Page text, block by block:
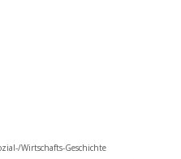
Wirtschafts-Geschichte